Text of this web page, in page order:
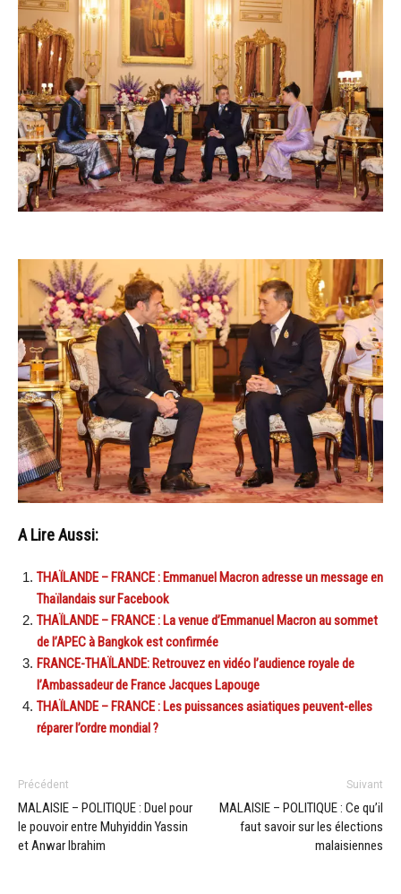
A Lire Aussi:
THAÏLANDE – FRANCE : Emmanuel Macron adresse un message en
Thaïlandais sur Facebook
THAÏLANDE – FRANCE : La venue d’Emmanuel Macron au sommet
de l’APEC à Bangkok est confirmée
FRANCE-THAÏLANDE: Retrouvez en vidéo l’audience royale de
l’Ambassadeur de France Jacques Lapouge
THAÏLANDE – FRANCE : Les puissances asiatiques peuvent-elles
réparer l’ordre mondial ?
Précédent
MALAISIE – POLITIQUE : Duel pour
le pouvoir entre Muhyiddin Yassin
et Anwar Ibrahim
Suivant
MALAISIE – POLITIQUE : Ce qu’il
faut savoir sur les élections
malaisiennes